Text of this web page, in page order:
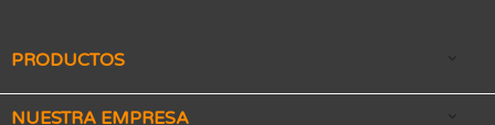
PRODUCTOS 
NUESTRA EMPRESA 